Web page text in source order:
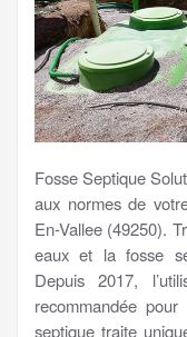
Fosse Septique
aux normes de
En-Vallee (49250).
eaux et la fosse
Depuis 2017,
recommandée
septique traite